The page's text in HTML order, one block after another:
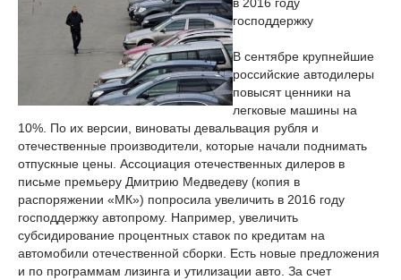
господдержку
В сентябре крупнейшие
российские автодилеры
повысят ценники на
легковые машины на
10%. По их версии, виноваты девальвация рубля и
отечественные производители, которые начали поднимать
отпускные цены. Ассоциация отечественных дилеров в
письме премьеру Дмитрию Медведеву (копия в
распоряжении «МК») попросила увеличить в 2016 году
господдержку автопрому. Например, увеличить
субсидирование процентных ставок по кредитам на
автомобили отечественной сборки. Есть новые предложения
и по программам лизинга и утилизации авто. За счет